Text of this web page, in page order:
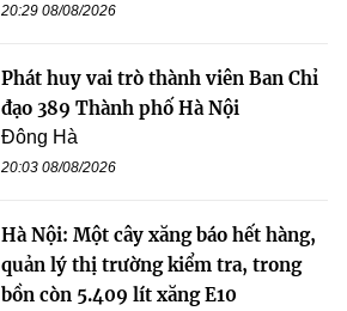
20:29 08/08/2026
Phát huy vai trò thành viên Ban Chỉ
đạo 389 Thành phố Hà Nội
Đông Hà
20:03 08/08/2026
Hà Nội: Một cây xăng báo hết hàng,
quản lý thị trường kiểm tra, trong
bồn còn 5.409 lít xăng E10